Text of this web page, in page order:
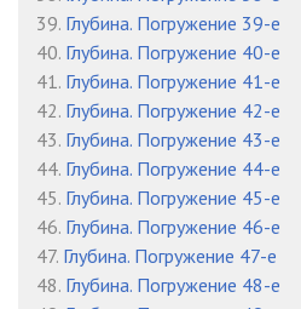
39. Глубина. Погружение 39-е
40. Глубина. Погружение 40-е
41. Глубина. Погружение 41-е
42. Глубина. Погружение 42-е
43. Глубина. Погружение 43-е
44. Глубина. Погружение 44-е
45. Глубина. Погружение 45-е
46. Глубина. Погружение 46-е
47. Глубина. Погружение 47-е
48. Глубина. Погружение 48-е